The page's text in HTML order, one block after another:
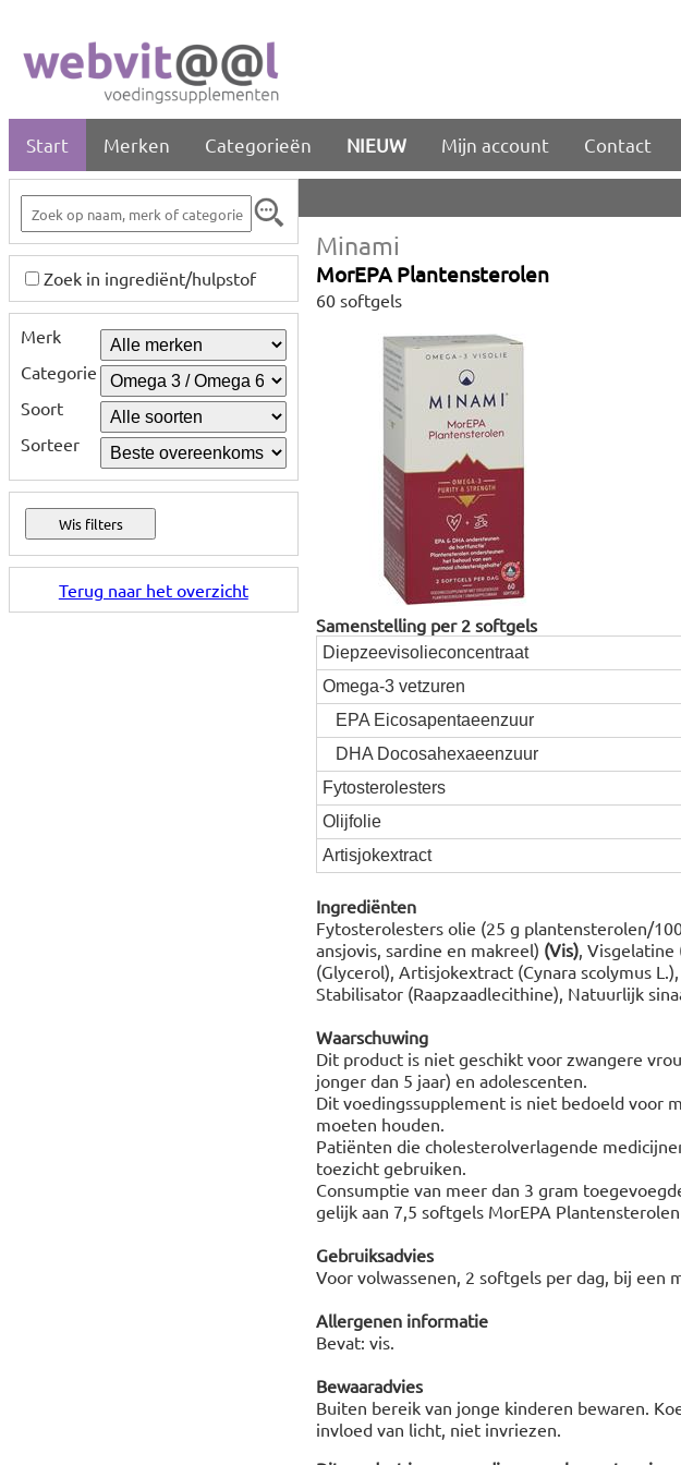
Start Merken Categorieën NIEUW Mijn account Contact
Zoek in ingrediënt/hulpstof
Merk
Categorie
Soort
Sorteer
Terug naar het overzicht
Minami
MorEPA Plantensterolen
60 softgels
Samenstelling per 2 softgels
Diepzeevisolieconcentraat
Omega-3 vetzuren
EPA Eicosapentaeenzuur
DHA Docosahexaeenzuur
Fytosterolesters
Olijfolie
Artisjokextract
Ingrediënten
Fytosterolesters olie (25 g plantensterolen/
ansjovis, sardine en makreel) (Vis), Visgelatine
(Glycerol), Artisjokextract (Cynara scolymus
Stabilisator (Raapzaadlecithine), Natuurlijk
Waarschuwing
Dit product is niet geschikt voor zwangere
jonger dan 5 jaar) en adolescenten.
Dit voedingssupplement is niet bedoeld voor
moeten houden.
Patiënten die cholesterolverlagende
toezicht gebruiken.
Consumptie van meer dan 3 gram
gelijk aan 7,5 softgels MorEPA
Gebruiksadvies
Voor volwassenen, 2 softgels per dag, bij een
Allergenen informatie
Bevat: vis.
Bewaaradvies
Buiten bereik van jonge kinderen bewaren.
invloed van licht, niet invriezen.